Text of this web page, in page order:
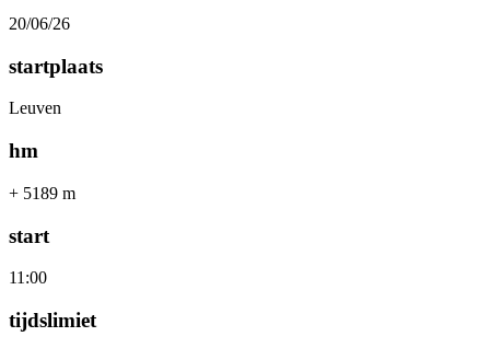
20/06/26
startplaats
Leuven
hm
+ 5189 m
start
11:00
tijdslimiet